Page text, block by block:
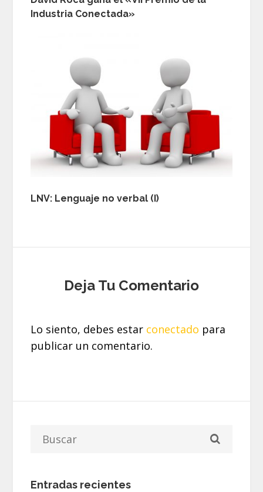
Industria Conectada»
LNV: Lenguaje no verbal (I)
Deja Tu Comentario
Lo siento, debes estar conectado para
publicar un comentario.
Entradas recientes